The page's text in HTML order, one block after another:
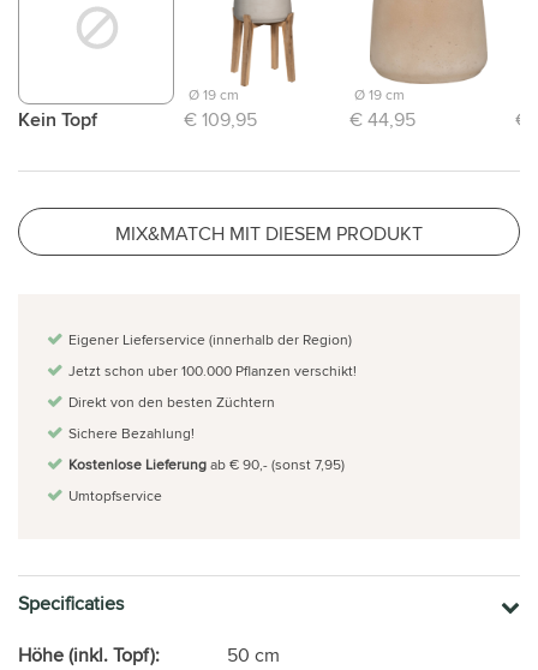
Kein Topf € 109,95
Ø 19 cm
€ 44,95
Ø 19 cm
€
MIX&MATCH MIT DIESEM PRODUKT
Eigener Lieferservice (innerhalb der Region)
Jetzt schon uber 100.000 Pflanzen verschikt!
Direkt von den besten Züchtern
Sichere Bezahlung!
Kostenlose Lieferungab € 90,- (sonst 7,95)
Umtopfservice
Specificaties
Höhe (inkl. Topf):
50 cm